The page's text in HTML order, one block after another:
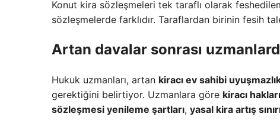
Konut kira sözleşmeleri tek taraflı olarak
sözleşmelerde farklıdır. Taraflardan birinin fesih
Artan davalar sonrası
Hukuk uzmanları, artan kiracı ev sahibi
gerektiğini belirtiyor. Uzmanlara göre kiracı
sözleşmesi yenileme şartları, yasal kira artış